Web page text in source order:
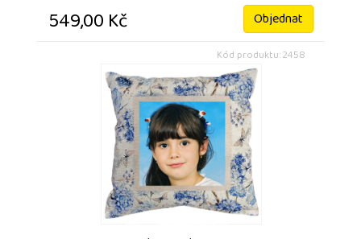
549,00 Kč Objednat
Kód produktu: 2458